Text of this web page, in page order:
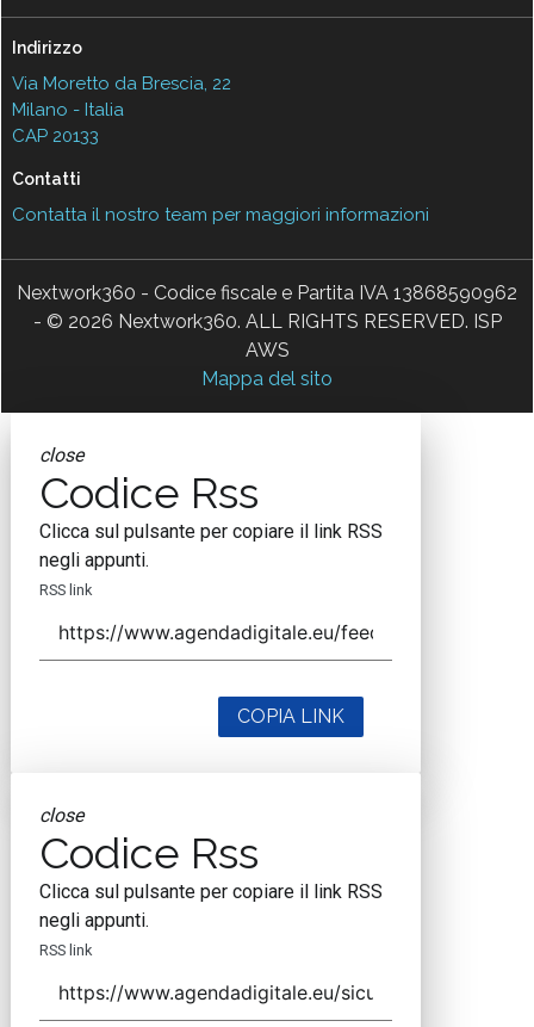
Indirizzo
Via Moretto da Brescia, 22
Milano - Italia
CAP 20133
Contatti
Contatta il nostro team per maggiori informazioni
Nextwork360 - Codice fiscale e Partita IVA 13868590962
- © 2026 Nextwork360. ALL RIGHTS RESERVED. ISP
AWS
Mappa del sito
close
Codice Rss
Clicca sul pulsante per copiare il link RSS
negli appunti.
RSS link
COPIA LINK
close
Codice Rss
Clicca sul pulsante per copiare il link RSS
negli appunti.
RSS link